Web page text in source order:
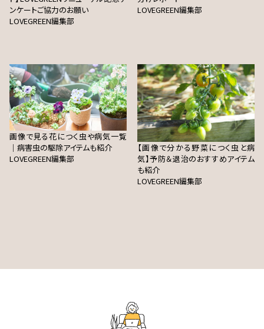
ンケートご協力のお願い
LOVEGREEN編集部
LOVEGREEN編集部
画像で見る花につく虫や病気一覧
｜病害虫の駆除アイテムも紹介
LOVEGREEN編集部
【画像で分かる野菜につく虫と病
気】予防＆退治のおすすめアイテム
も紹介
LOVEGREEN編集部